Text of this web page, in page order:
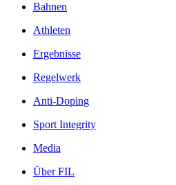
Bahnen
Athleten
Ergebnisse
Regelwerk
Anti-Doping
Sport Integrity
Media
Über FIL